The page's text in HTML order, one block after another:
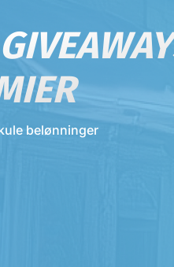
belønninger